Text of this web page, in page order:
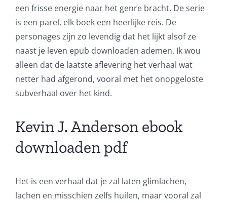
een frisse energie naar het genre bracht. De serie
is een parel, elk boek een heerlijke reis. De
personages zijn zo levendig dat het lijkt alsof ze
naast je leven epub downloaden ademen. Ik wou
alleen dat de laatste aflevering het verhaal wat
netter had afgerond, vooral met het onopgeloste
subverhaal over het kind.
Kevin J. Anderson ebook
downloaden pdf
Het is een verhaal dat je zal laten glimlachen,
lachen en misschien zelfs huilen, maar vooral zal